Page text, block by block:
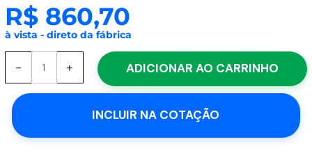
R$860,70
à vista - direto da fábrica
-
Driver
LED
+ ADICIONAR AO CARRINHO
INCLUIR NA COTAÇÃO